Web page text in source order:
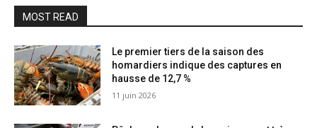
MOST READ
Le premier tiers de la saison des
homardiers indique des captures en
hausse de 12,7 %
11 juin 2026